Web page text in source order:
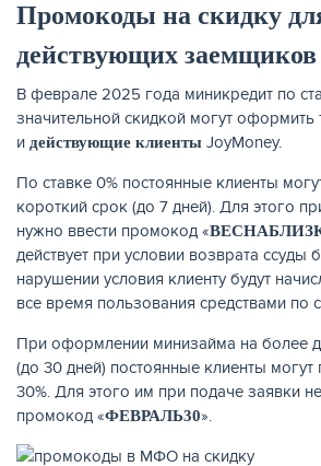
РЕЙТИНГ
Промокоды на скидку
действующих заемщиков
В феврале 2025 года миникредит по
значительной скидкой могут оформить
и действующие клиенты JoyMoney.
По ставке 0% постоянные клиенты
короткий срок (до 7 дней). Для этого
нужно ввести промокод «
действует при условии возврата ссуды
нарушении условия клиенту будут
все время пользования средствами по
При оформлении минизайма на более
(до 30 дней) постоянные клиенты могут
30%. Для этого им при подаче заявки
промокод «ФЕВРАЛЬ30».